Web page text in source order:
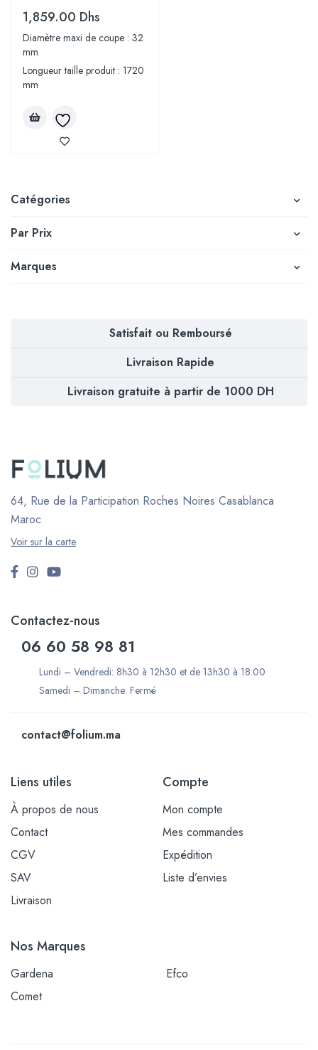
Catégories
Par Prix
Marques
1,859.00 Dhs
Diamètre maxi de coupe : 32
mm
Longueur taille produit : 1720
mm
Satisfait ou Remboursé
Livraison Rapide
Livraison gratuite à partir de 1000 DH
64, Rue de la Participation Roches Noires Casablanca
Maroc
Voir sur la carte
Contactez-nous
06 60 58 98 81
Lundi – Vendredi: 8h30 à 12h30 et de 13h30 à 18:00
Samedi – Dimanche: Fermé
contact@folium.ma
Liens utiles
À propos de nous
Contact
CGV
SAV
Livraison
Compte
Mon compte
Mes commandes
Expédition
Liste d’envies
Nos Marques
Gardena
Efco
Comet